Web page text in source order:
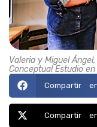
Valeria y Miguel
Conceptual Estudio en
Compartir
Compartir